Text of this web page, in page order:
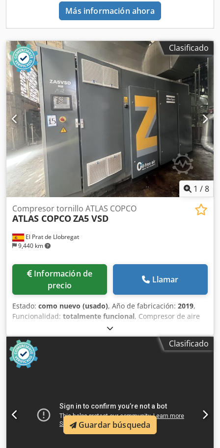
Más información ahora
Clasificado
1 /8
El Prat de Llobregat
9,440 km
Compresor tornillo ATLAS COPCO
ATLAS COPCOZA5 VSD
Información de
precio
Llamar
Estado: como nuevo (usado), Año de fabricación: 2019,
Funcionalidad: totalmente funcional, Compresor de aire
industrial Atlas Copco ZA5 VSD, con tecnología de
velocidad variable (VSD) y producción de aire totalmente
exento de aceite, certificado ISO 8573-1 Clase 0. Datos
técnicos: Cjdpfx Asznaxaekbsha • Fabricante: Atlas Copco •
Modelo: ZA5 VSD • Año de fabricación: 2019 • Potencia
Calidad del aire: exento de aceite, ISO 8573-1 Clase 0 •
Fabricado en Bélgica • Variador de frecuencia WEG •
Número de serie APF239403
Clasificado
Guardar búsqueda